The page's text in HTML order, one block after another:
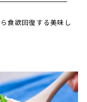
食欲回復する美味し